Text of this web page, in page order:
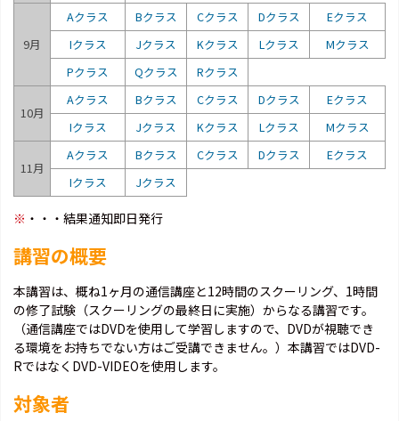
9月
Aクラス Bクラス Cクラス Dクラス
Eクラス
Iクラス
Jクラス Kクラス Lクラス
Mクラス
Pクラス
Qクラス Rクラス
10月
Aクラス Bクラス Cクラス Dクラス
Eクラス
Iクラス
Jクラス Kクラス Lクラス Mクラス
11月
Aクラス Bクラス Cクラス Dクラス
Eクラス
Iクラス
Jクラス
※ ・・・結果通知即日発行
講習の概要
本講習は、概ね1ヶ月の通信講座と12時間のスクーリング、1時間
の修了試験（スクーリングの最終日に実施）からなる講習です。
（通信講座ではDVDを使用して学習しますので、DVDが視聴でき
る環境をお持ちでない方はご受講できません。）本講習ではDVD-
RではなくDVD-VIDEOを使用します。
対象者